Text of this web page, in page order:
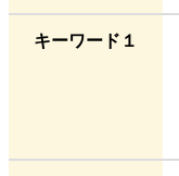
キーワード１